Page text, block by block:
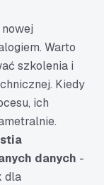
Warto
szkolenia i
Kiedy
ich
danych -
dla